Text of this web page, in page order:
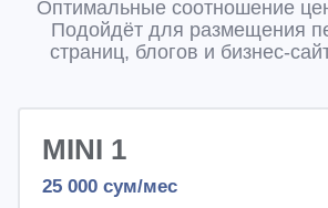
Оптимальные соотношение
Подойдёт для размещения
страниц, блогов и бизнес-
MINI 1
25 000 сум/мес